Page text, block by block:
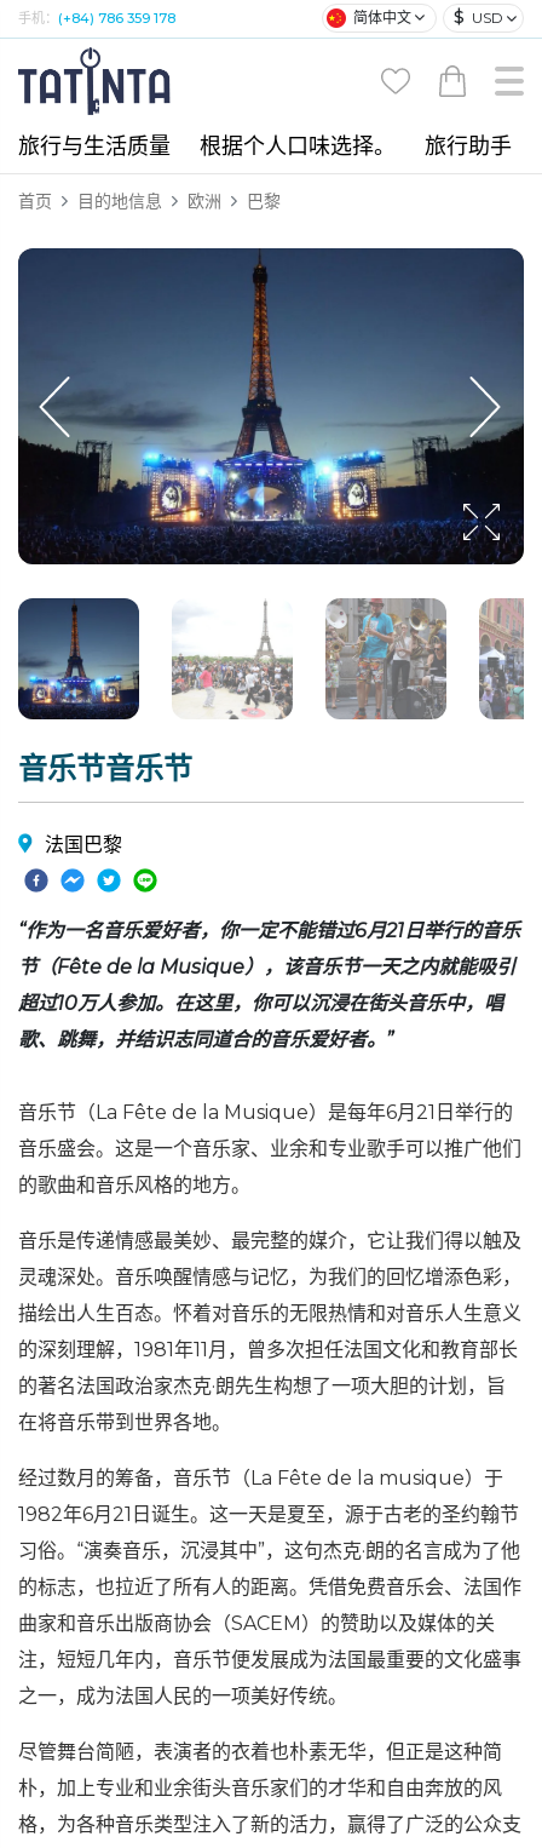
手机： (+84) 786 359 178 简体中文 $ USD
旅行与生活质量 根据个人口味选择。 旅行助手
首页 目的地信息 欧洲 巴黎
音乐节音乐节
法国巴黎
“作为一名音乐爱好者，你一定不能错过6月21日举行的音乐
节（Fête de la Musique），该音乐节一天之内就能吸引
超过10万人参加。在这里，你可以沉浸在街头音乐中，唱
歌、跳舞，并结识志同道合的音乐爱好者。”
音乐节（La Fête de la Musique）是每年6月21日举行的
音乐盛会。这是一个音乐家、业余和专业歌手可以推广他们
的歌曲和音乐风格的地方。
音乐是传递情感最美妙、最完整的媒介，它让我们得以触及
灵魂深处。音乐唤醒情感与记忆，为我们的回忆增添色彩，
描绘出人生百态。怀着对音乐的无限热情和对音乐人生意义
的深刻理解，1981年11月，曾多次担任法国文化和教育部长
的著名法国政治家杰克·朗先生构想了一项大胆的计划，旨
在将音乐带到世界各地。
经过数月的筹备，音乐节（La Fête de la musique）于
1982年6月21日诞生。这一天是夏至，源于古老的圣约翰节
习俗。“演奏音乐，沉浸其中”，这句杰克·朗的名言成为了他
的标志，也拉近了所有人的距离。凭借免费音乐会、法国作
曲家和音乐出版商协会（SACEM）的赞助以及媒体的关
注，短短几年内，音乐节便发展成为法国最重要的文化盛事
之一，成为法国人民的一项美好传统。
尽管舞台简陋，表演者的衣着也朴素无华，但正是这种简
朴，加上专业和业余街头音乐家们的才华和自由奔放的风
格，为各种音乐类型注入了新的活力，赢得了广泛的公众支